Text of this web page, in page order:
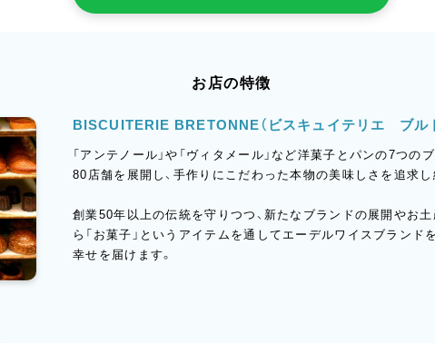
お店の特徴
BISCUITERIE BRETONNE（ビスキュイテリエ ブル
「アンテノール」や「ヴィタメール」など洋菓子とパンの7つ
80店舗を展開し、手作りにこだわった本物の美味しさを追求
創業50年以上の伝統を守りつつ、新たなブランドの展開やお
ら「お菓子」というアイテムを通してエーデルワイスブラン
幸せを届けます。